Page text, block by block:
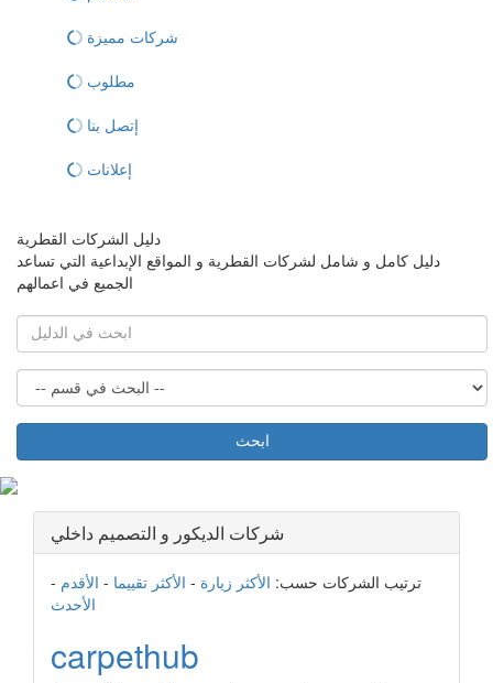
شركات مميزة
مطلوب
إتصل بنا
إعلانات
دليل الشركات القطرية
دليل كامل و شامل لشركات القطرية و المواقع الإبداعية التي تساعد
الجميع في اعمالهم
ابحث
شركات الديكور و التصميم داخلي
ترتيب الشركات حسب: الأكثر زيارة - الأكثر تقييما - الأقدم -
الأحدث
carpethub